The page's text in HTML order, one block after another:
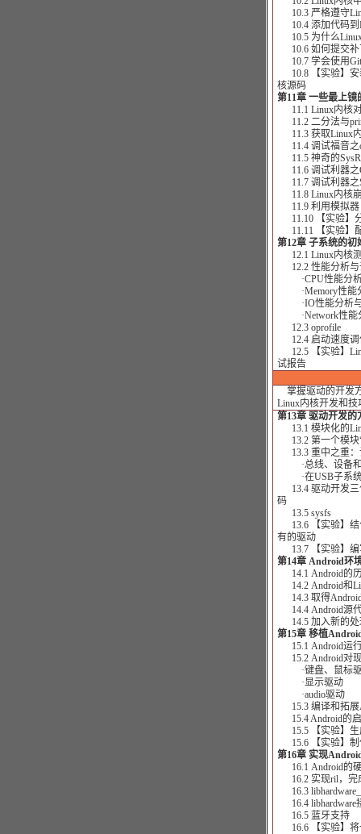
10.3 严格遵守
10.4 添加代码到
10.5 为什么
10.6 如何提交补
10.7 学会使用Git
10.8 【实验】安
核源码
第11章 一些最上
11.1 Linux内核
11.2 二分法与
11.3 获取Linux
11.4 调试福音之
11.5 神奇的
11.6 调试利器之
11.7 调试利器之
11.8 Linux内核
11.9 利用模拟器
11.10 【实验】
11.11 【实验】
第12章 子系统的初
12.1 Linux内核
12.2 性能分析与
·CPU性能分析
·Memory性能
·IO性能分析
·Network性能
12.3 oprofile
12.4 启动速度调
12.5 【实验】
试报告
掌握驱动的开发
Linux内核开发和技
第13章 驱动开发的
13.1 模块化的
13.2 第一个模块
13.3 重中之重：
·总线、设备和
·在USB子系统
13.4 驱动开发三
码
13.5 sysfs
13.6 【实验】结
有的驱动
13.7 【实验】编
第14章 Android环
14.1 Android的
14.2 Android和
14.3 取得
14.4 Android源
14.5 加入新的处
第15章 移植
15.1 Android运
15.2 Android对
·键盘、鼠标驱
·显示驱动
·audio驱动
15.3 编译和拓展
15.4 Android的
15.5 【实验】生
15.6 【实验】制
第16章 实现
16.1 Android的
16.2 实现ril，完
16.3
16.4 libhardware
16.5 蓝牙支持
16.6 【实验】将